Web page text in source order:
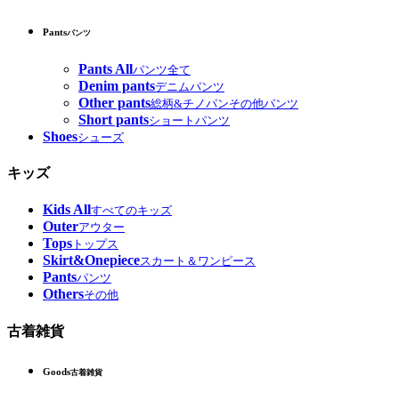
Pantsパンツ
Pants Allパンツ全て
Denim pantsデニムパンツ
Other pants総柄&チノパンその他パンツ
Short pantsショートパンツ
Shoesシューズ
キッズ
Kids Allすべてのキッズ
Outerアウター
Tops トップス
Skirt&Onepieceスカート＆ワンピース
Pantsパンツ
Othersその他
古着雑貨
Goods古着雑貨